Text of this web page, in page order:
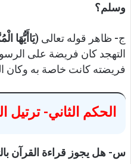
وسلم؟
ج- ظاهر قوله تعالى (يَاأَيُّهَا
التهجد كان فريضة على
فريضته كانت خاصة به وكان
الحكم الثاني- ترتيل
س- هل يجوز قراءة القرآن